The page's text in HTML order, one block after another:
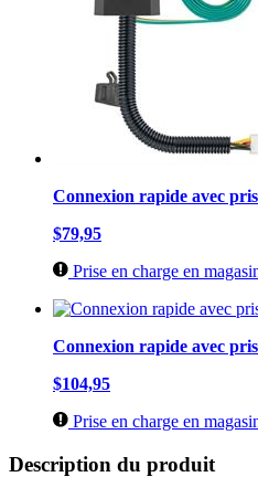
Connexion rapide avec
$79,95
Prise en charge en
Connexion rapide avec
$104,95
Prise en charge en
Description du produit